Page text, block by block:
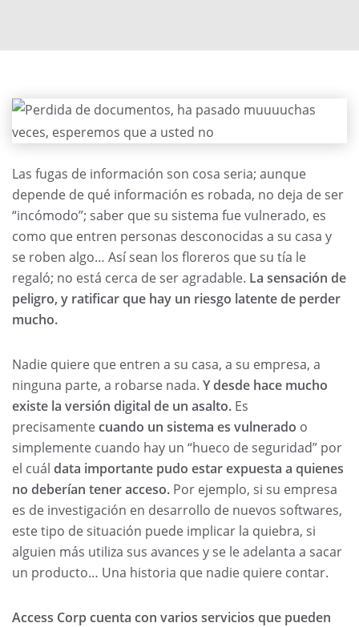
Las fugas de información son cosa seria; aunque
depende de qué información es robada, no deja de ser
“incómodo”; saber que su sistema fue vulnerado, es
como que entren personas desconocidas a su casa y
se roben algo… Así sean los floreros que su tía le
regaló; no está cerca de ser agradable. La sensación de
peligro, y ratificar que hay un riesgo latente de perder
mucho.
Nadie quiere que entren a su casa, a su empresa, a
ninguna parte, a robarse nada. Y desde hace mucho
existe la versión digital de un asalto. Es
precisamentecuando un sistema es vulnerado o
simplemente cuando hay un “hueco de seguridad” por
el cuál data importante pudo estar expuesta a quienes
no deberían tener acceso. Por ejemplo, si su empresa
es de investigación en desarrollo de nuevos softwares,
este tipo de situación puede implicar la quiebra, si
alguien más utiliza sus avances y se le adelanta a sacar
un producto… Una historia que nadie quiere contar.
Access Corp cuenta con varios servicios que pueden